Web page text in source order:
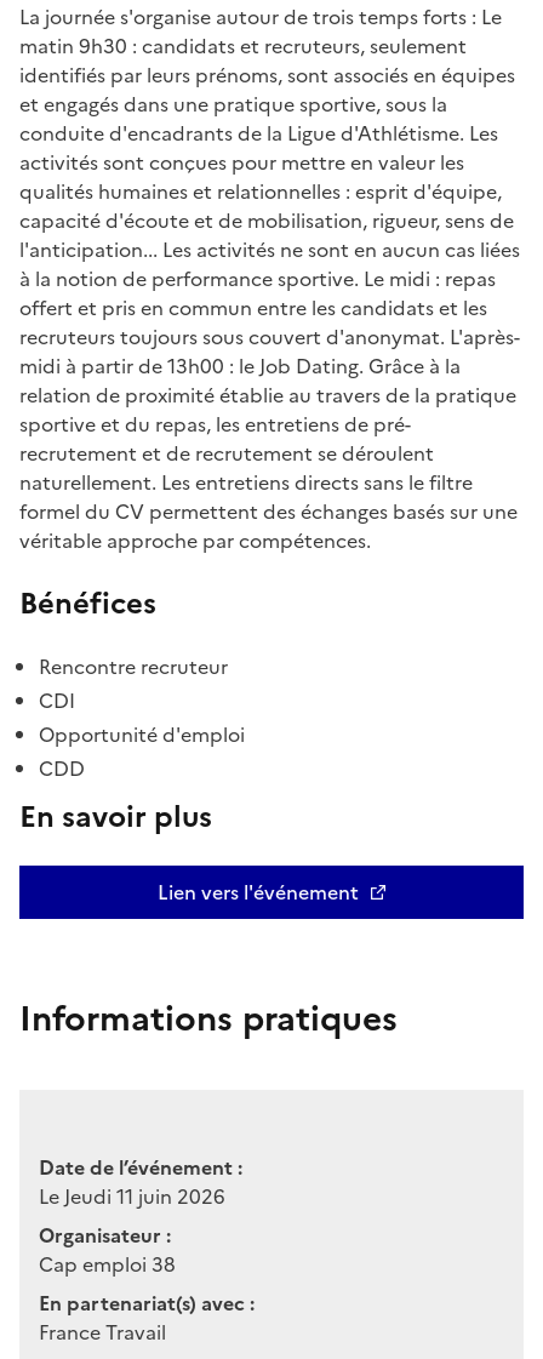
La journée s'organise autour de trois temps forts : Le
matin 9h30 : candidats et recruteurs, seulement
identifiés par leurs prénoms, sont associés en équipes
et engagés dans une pratique sportive, sous la
conduite d'encadrants de la Ligue d'Athlétisme. Les
activités sont conçues pour mettre en valeur les
qualités humaines et relationnelles : esprit d'équipe,
capacité d'écoute et de mobilisation, rigueur, sens de
l'anticipation... Les activités ne sont en aucun cas liées
à la notion de performance sportive. Le midi : repas
offert et pris en commun entre les candidats et les
recruteurs toujours sous couvert d'anonymat. L'après-
midi à partir de 13h00 : le Job Dating. Grâce à la
relation de proximité établie au travers de la pratique
sportive et du repas, les entretiens de pré-
recrutement et de recrutement se déroulent
naturellement. Les entretiens directs sans le filtre
formel du CV permettent des échanges basés sur une
véritable approche par compétences.
Bénéfices
Rencontre recruteur
CDI
Opportunité d'emploi
CDD
En savoir plus
Lien vers l'événement
Informations pratiques
Date de l’événement :
Le Jeudi 11 juin 2026
Organisateur :
Cap emploi 38
En partenariat(s) avec :
France Travail